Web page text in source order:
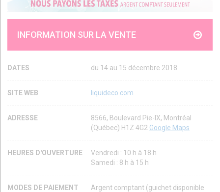
INFORMATION SUR LA VENTE
DATES du 14 au 15 décembre 2018
SITE WEB liquideco.com
ADRESSE
8566, Boulevard Pie-IX, Montréal
(Québec) H1Z 4G2 Google Maps
HEURES D'OUVERTURE
Vendredi : 10 h à 18 h
Samedi : 8 h à 15 h
MODES DE PAIEMENT
Argent comptant (guichet disponible